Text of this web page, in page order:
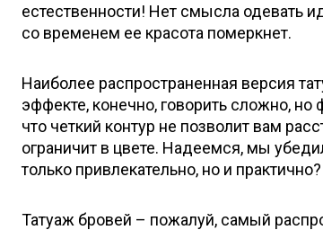
естественности! Нет смысла одевать
со временем ее красота померкнет.
Наиболее распространенная версия
эффекте, конечно, говорить сложно,
что четкий контур не позволит вам
ограничит в цвете. Надеемся, мы
только привлекательно, но и практично?
Татуаж бровей – пожалуй, самый